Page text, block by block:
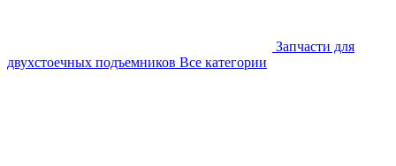
Запчасти для
двухстоечных подъемников Все категории